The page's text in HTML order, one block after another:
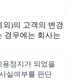
)의 고객의 변경
경우에는 회사는
용정지가 되었을
실여부를 판단